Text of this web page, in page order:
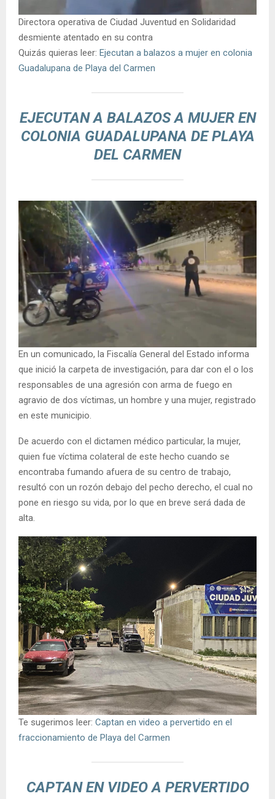
Directora operativa de Ciudad Juventud en Solidaridad
desmiente atentado en su contra
Quizás quieras leer: Ejecutan a balazos a mujer en colonia
Guadalupana de Playa del Carmen
EJECUTAN A BALAZOS A MUJER EN
COLONIA GUADALUPANA DE PLAYA
DEL CARMEN
En un comunicado, la Fiscalía General del Estado informa
que inició la carpeta de investigación, para dar con el o los
responsables de una agresión con arma de fuego en
agravio de dos víctimas, un hombre y una mujer, registrado
en este municipio.
De acuerdo con el dictamen médico particular, la mujer,
quien fue víctima colateral de este hecho cuando se
encontraba fumando afuera de su centro de trabajo,
resultó con un rozón debajo del pecho derecho, el cual no
pone en riesgo su vida, por lo que en breve será dada de
alta.
Te sugerimos leer: Captan en video a pervertido en el
fraccionamiento de Playa del Carmen
CAPTAN EN VIDEO A PERVERTIDO